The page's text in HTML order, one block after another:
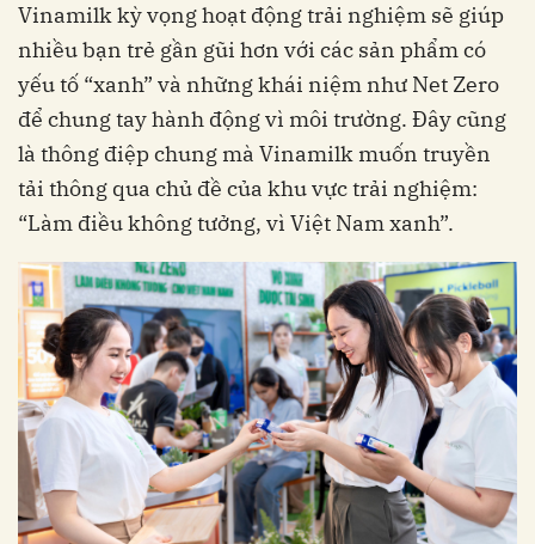
Vinamilk kỳ vọng hoạt động trải nghiệm sẽ giúp
nhiều bạn trẻ gần gũi hơn với các sản phẩm có
yếu tố “xanh” và những khái niệm như Net Zero
để chung tay hành động vì môi trường. Đây cũng
là thông điệp chung mà Vinamilk muốn truyền
tải thông qua chủ đề của khu vực trải nghiệm:
“Làm điều không tưởng, vì Việt Nam xanh”.